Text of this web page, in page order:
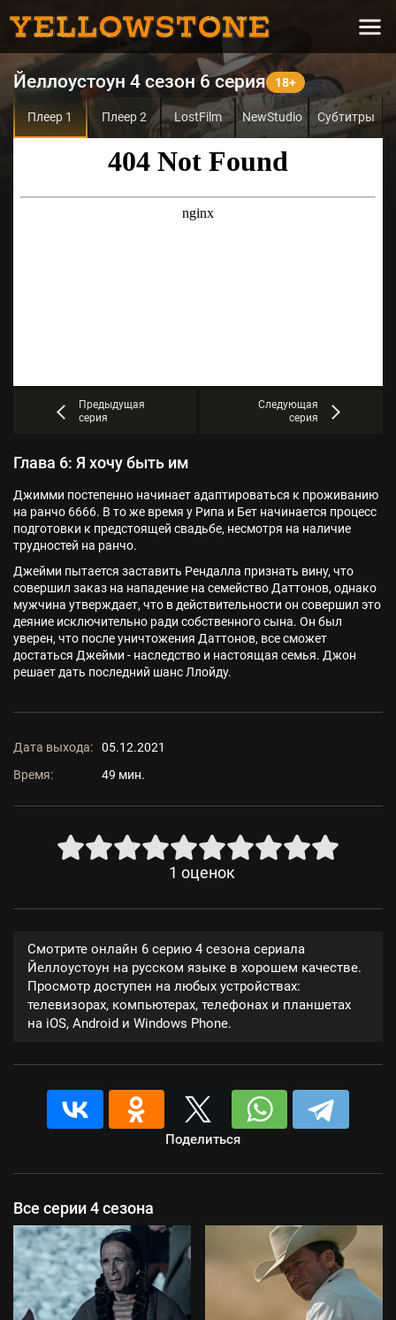
Йеллоустоун 4 сезон 6 серия
Плеер 1 Плеер 2 LostFilm NewStudio Субтитры
Предыдущая
серия
Следующая
серия
Глава 6: Я хочу быть им
Джимми постепенно начинает адаптироваться к проживанию
на ранчо 6666. В то же время у Рипа и Бет начинается процесс
подготовки к предстоящей свадьбе, несмотря на наличие
трудностей на ранчо.
Джейми пытается заставить Рендалла признать вину, что
совершил заказ на нападение на семейство Даттонов, однако
мужчина утверждает, что в действительности он совершил это
деяние исключительно ради собственного сына. Он был
уверен, что после уничтожения Даттонов, все сможет
достаться Джейми - наследство и настоящая семья. Джон
решает дать последний шанс Ллойду.
Дата выхода:
05.12.2021
Время:
49 мин.
1 оценок
Смотрите онлайн 6 серию 4 сезона сериала
Йеллоустоун на русском языке в хорошем качестве.
Просмотр доступен на любых устройствах:
телевизорах, компьютерах, телефонах и планшетах
на iOS, Android и Windows Phone.
Поделиться
Все серии 4 сезона